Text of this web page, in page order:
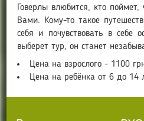
Говерлы влюбится, кто
Вами. Кому-то такое
себя и почувствовать в себе
выберет тур, он станет
Цена на взрослого - 1100
Цена на ребёнка от 6 до 14